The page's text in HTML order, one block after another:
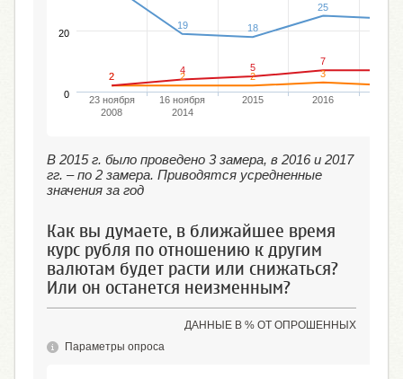
2 2 2 3
19 18
25
2
4 5
7
23 ноября
2008
16 ноября
2014
2015 2016
0
20
В 2015 г. было проведено 3 замера, в 2016 и 2017
гг. – по 2 замера. Приводятся усредненные
значения за год
Как вы думаете, в ближайшее время
курс рубля по отношению к другим
валютам будет расти или снижаться?
Или он останется неизменным?
ДАННЫЕ В % ОТ ОПРОШЕННЫХ
Параметры опроса